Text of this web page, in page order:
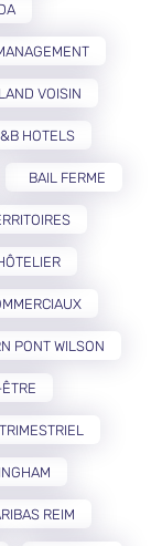
VOISIN
HOTELS
BAIL FERME
PONT WILSON
REIM